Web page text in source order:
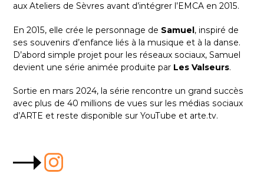
aux Ateliers de Sèvres avant d’intégrer l’EMCA en 2015.
En 2015, elle crée le personnage de Samuel, inspiré de
ses souvenirs d’enfance liés à la musique et à la danse.
D’abord simple projet pour les réseaux sociaux, Samuel
devient une série animée produite par Les Valseurs.
Sortie en mars 2024, la série rencontre un grand succès
avec plus de 40 millions de vues sur les médias sociaux
d’ARTE et reste disponible sur YouTube et arte.tv.